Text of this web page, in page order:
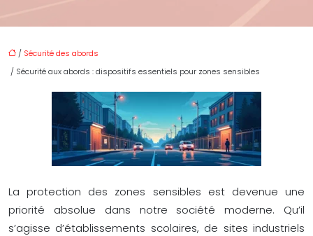
/ Sécurité des abords
/ Sécurité aux abords : dispositifs essentiels pour zones sensibles
La protection des zones sensibles est devenue une
priorité absolue dans notre société moderne. Qu’il
s’agisse d’établissements scolaires, de sites industriels